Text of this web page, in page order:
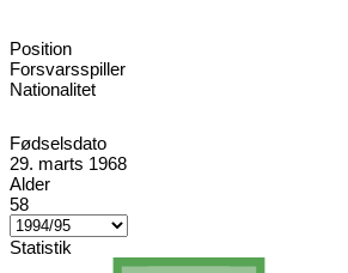
Position
Forsvarsspiller
Nationalitet
Fødselsdato
29. marts 1968
Alder
58
Statistik